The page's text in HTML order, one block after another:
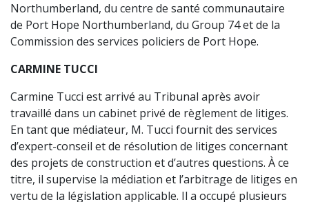
Northumberland, du centre de santé communautaire
de Port Hope Northumberland, du Group 74 et de la
Commission des services policiers de Port Hope.
CARMINE TUCCI
Carmine Tucci est arrivé au Tribunal après avoir
travaillé dans un cabinet privé de règlement de litiges.
En tant que médiateur, M. Tucci fournit des services
d’expert-conseil et de résolution de litiges concernant
des projets de construction et d’autres questions. À ce
titre, il supervise la médiation et l’arbitrage de litiges en
vertu de la législation applicable. Il a occupé plusieurs